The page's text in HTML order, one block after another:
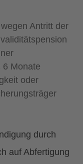
Antritt der
6 Monate
oder
durch
auf Abfertigung